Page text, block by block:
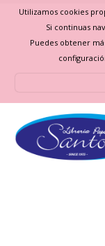
Utilizamos cookies
Si continuas
Puedes obtener